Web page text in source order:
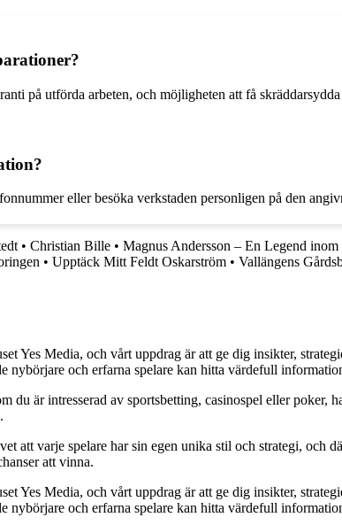
på utförda arbeten, och möjligheten att få
eller besöka verkstaden personligen på den
• Christian Bille • Magnus Andersson – En Legend
• Upptäck Mitt Feldt Oskarström • Vallängens
Media, och vårt uppdrag är att ge dig insikter,
nybörjare och erfarna spelare kan hitta värdefull
är intresserad av sportsbetting, casinospel eller poker,
varje spelare har sin egen unika stil och strategi, och
att vinna.
Media, och vårt uppdrag är att ge dig insikter,
nybörjare och erfarna spelare kan hitta värdefull